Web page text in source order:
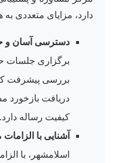
دارد، مزایای متعددی به
دسترسی آسان و
برگزاری جلسات
بررسی پیشرفت
دریافت بازخورد
کیفیت رساله دارد.
آشنایی با
اسلامشهر، با